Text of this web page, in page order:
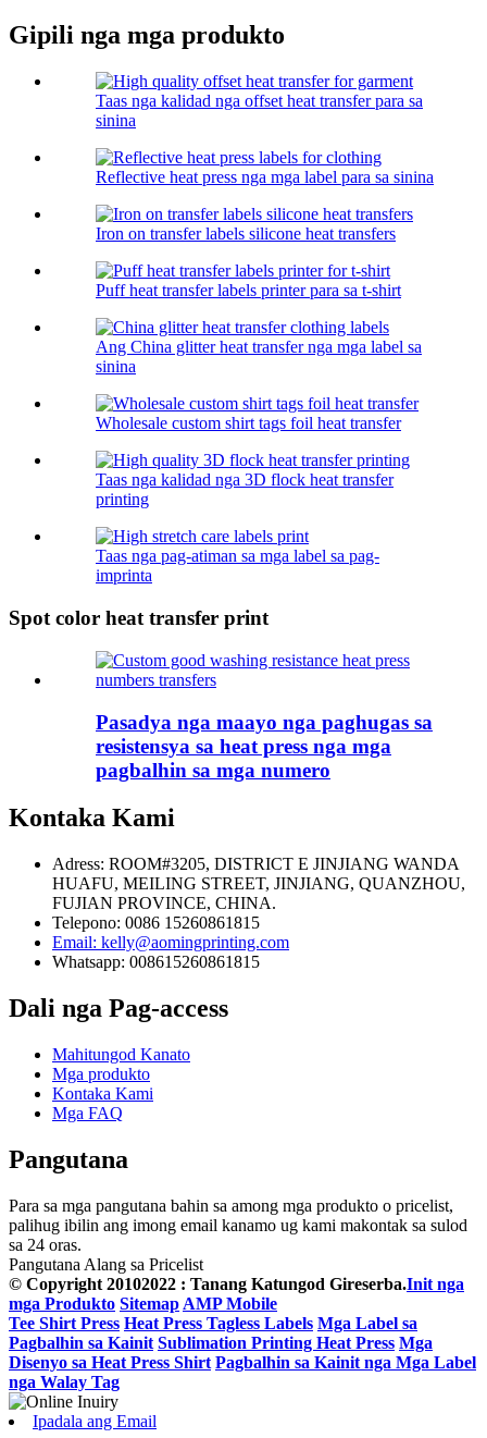
Gipili nga mga produkto
Taas nga kalidad nga offset heat transfer para sa
sinina
Reflective heat press nga mga label para sa sinina
Iron on transfer labels silicone heat transfers
Puff heat transfer labels printer para sa t-shirt
Ang China glitter heat transfer nga mga label sa
sinina
Wholesale custom shirt tags foil heat transfer
Taas nga kalidad nga 3D flock heat transfer
printing
Taas nga pag-atiman sa mga label sa pag-
imprinta
Spot color heat transfer print
Pasadya nga maayo nga paghugas sa
resistensya sa heat press nga mga
pagbalhin sa mga numero
Kontaka Kami
Adress: ROOM#3205, DISTRICT E JINJIANG WANDA
HUAFU, MEILING STREET, JINJIANG, QUANZHOU,
FUJIAN PROVINCE, CHINA.
Telepono: 0086 15260861815
Email: kelly@aomingprinting.com
Whatsapp: 008615260861815
Dali nga Pag-access
Mahitungod Kanato
Mga produkto
Kontaka Kami
Mga FAQ
Pangutana
Para sa mga pangutana bahin sa among mga produkto o pricelist,
palihug ibilin ang imong email kanamo ug kami makontak sa sulod
sa 24 oras.
Pangutana Alang sa Pricelist
© Copyright 20102022 : Tanang Katungod Gireserba.Init nga
mga Produkto Sitemap AMP Mobile
Tee Shirt Press Heat Press Tagless Labels Mga Label sa
Pagbalhin sa Kainit Sublimation Printing Heat Press Mga
Disenyo sa Heat Press Shirt Pagbalhin sa Kainit nga Mga Label
nga Walay Tag
Ipadala ang Email